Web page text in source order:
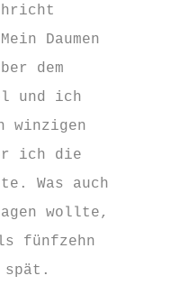
Daumen
dem
und ich
winzigen
ich die
Was auch
wollte,
fünfzehn
spät.